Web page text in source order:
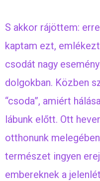
S akkor rájöttem:
kaptam ezt,
csodát nagy
dolgokban. Közben
“csoda”, amiért
lábunk előtt. Ott
otthonunk
természet ingyen
embereknek a